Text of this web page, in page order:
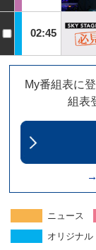
02:45
My番組表に
組表
ニュース
オリジナル